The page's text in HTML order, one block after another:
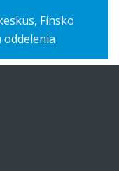
Fínsko
oddelenia